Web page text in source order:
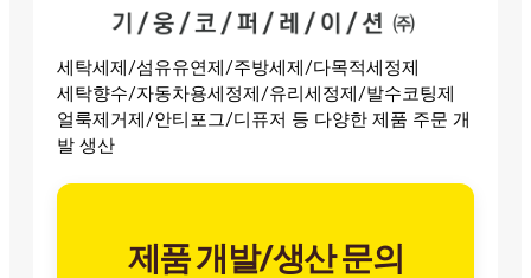
세탁세제/섬유유연제/주방세제/다목적세정제
세탁향수/자동차용세정제/유리세정제/발수코팅제
얼룩제거제/안티포그/디퓨저 등 다양한 제품 주문 개
발 생산
제품 개발/생산 문의